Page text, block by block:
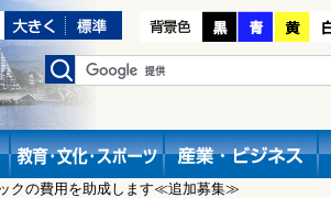
クの費用を助成します≪追加募集≫